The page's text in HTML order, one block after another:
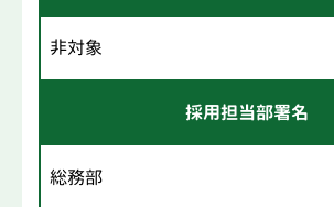
非対象
採用担当部署名
総務部